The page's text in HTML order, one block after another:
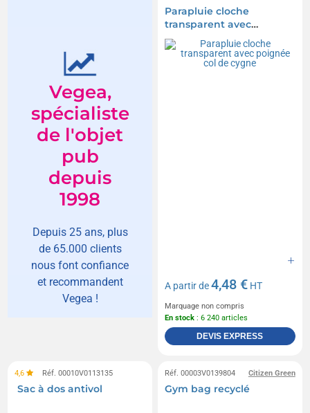
Vegea,
spécialiste
de l'objet
pub
depuis
1998
Depuis 25 ans, plus
de 65.000 clients
nous font confiance
et recommandent
Vegea !
Parapluie cloche
transparent avec
poignée col de cygne
A partir de4,48 € HT
Marquage non compris
En stock : 6 240 articles
DEVIS EXPRESS
4,6 Réf. 00010V0113135
Sac à dos antivol
Citizen Green
Réf. 00003V0139804
Gym bag recyclé